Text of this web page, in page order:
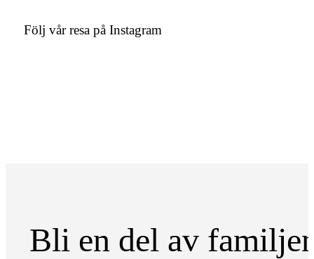
Följ vår resa på Instagram
Bli en del av